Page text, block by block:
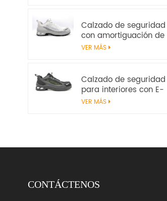
| Workway Footwear
Calzado de seguridad
con amortiguación de
E-TPU | Sin metal S1PS
VER MÁS
Calzado de seguridad
para interiores con E-
TPU Energy Return | S1PS
VER MÁS
CONTÁCTENOS